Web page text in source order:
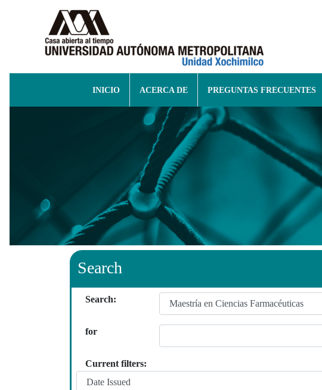
INICIO ACERCA DE PREGUNTAS FRECUENTES
Search
Search:
for
Current filters: